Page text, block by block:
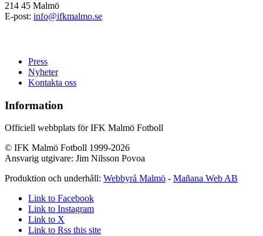
214 45 Malmö
E-post: info@ifkmalmo.se
Press
Nyheter
Kontakta oss
Information
Officiell webbplats för IFK Malmö Fotboll
© IFK Malmö Fotboll 1999-2026
Ansvarig utgivare: Jim Nilsson Povoa
Produktion och underhåll: Webbyrå Malmö - Mañana Web AB
Link to Facebook
Link to Instagram
Link to X
Link to Rss this site